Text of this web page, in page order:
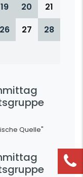
19 20
21
26 27
28
Quelle"